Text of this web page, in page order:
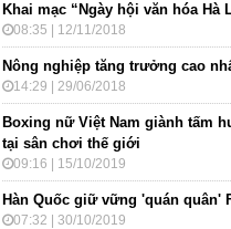
Khai mạc “Ngày hội văn hóa Hà
08:35 | 12/11/2018
Nông nghiệp tăng trưởng cao
14:29 | 29/06/2018
Boxing nữ Việt Nam giành tấm
tại sân chơi thế giới
09:16 | 15/10/2019
Hàn Quốc giữ vững 'quán quân'
07:32 | 30/10/2019